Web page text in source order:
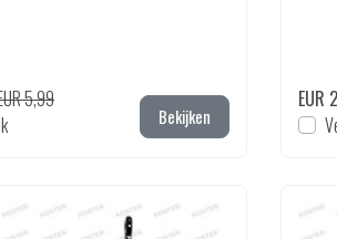
5,99
Bekijken
EUR